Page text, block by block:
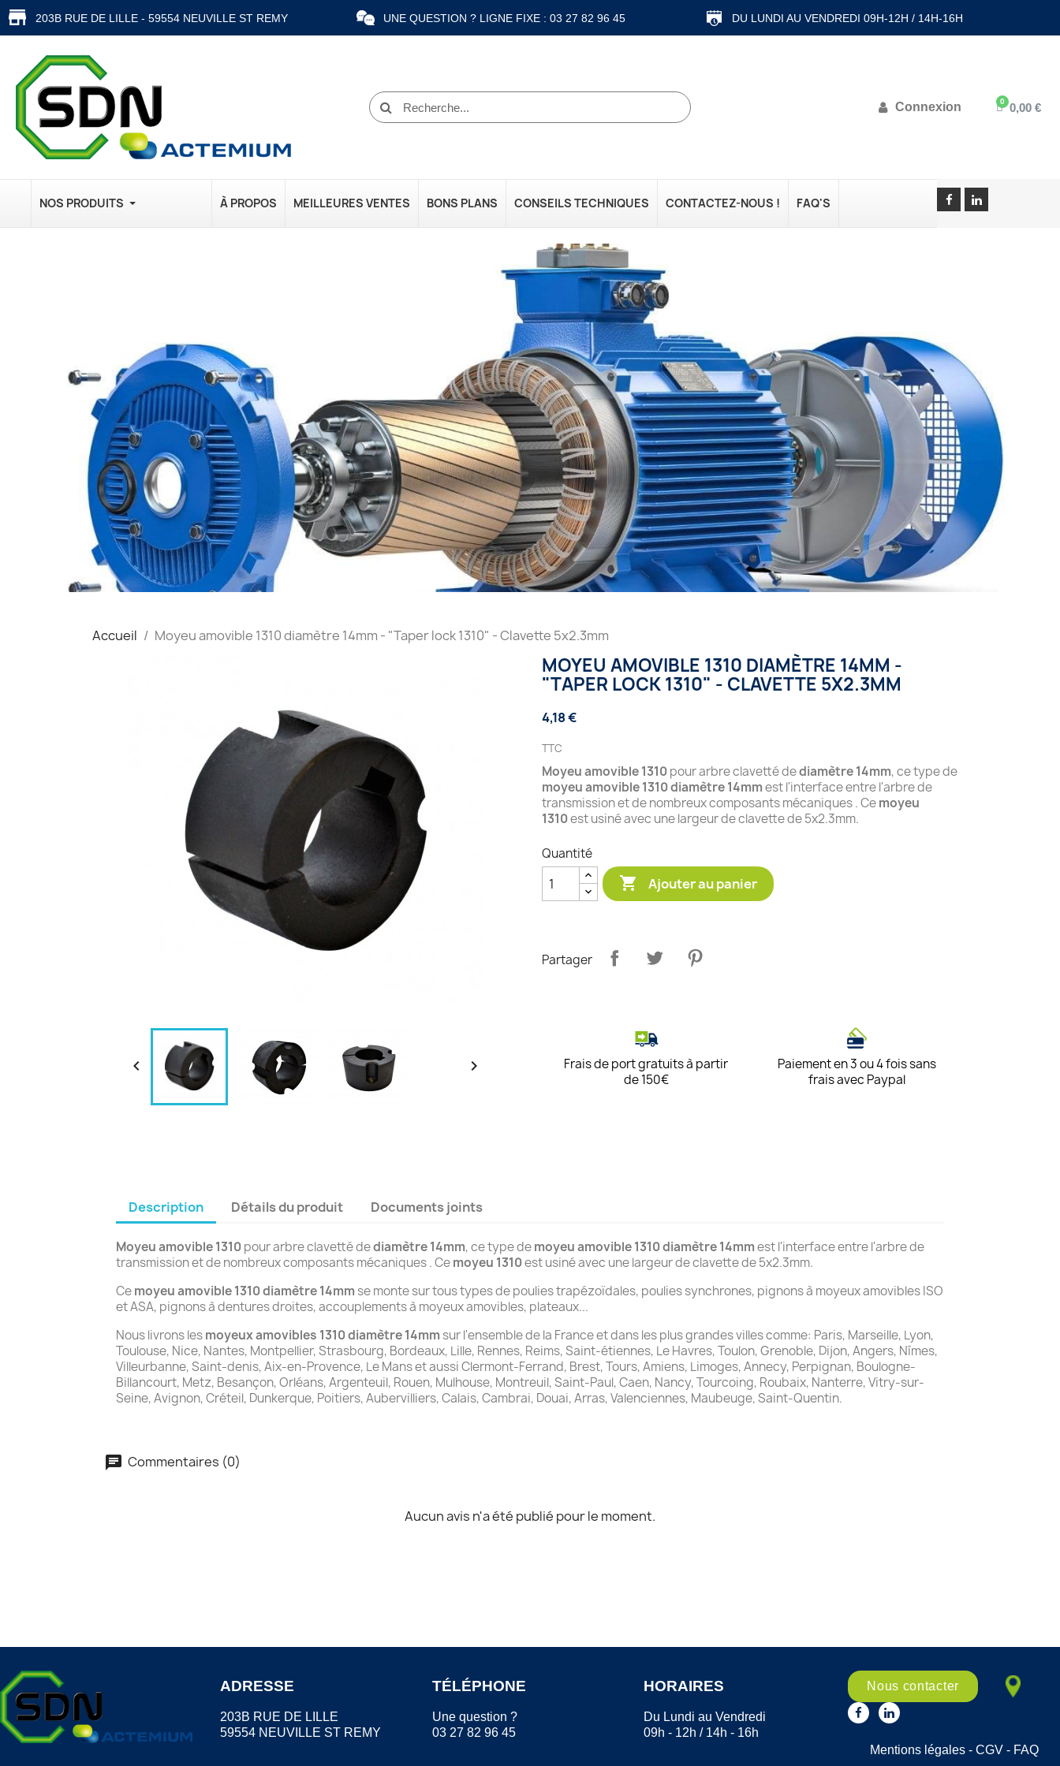
203B RUE DE LILLE - 59554 NEUVILLE ST REMY UNE QUESTION ? LIGNE FIXE : 03 27 82 96 45 DU LUNDI AU VENDREDI 09H-12H / 14H-16H
Connexion 0,00 €
NOS PRODUITS À PROPOS MEILLEURES VENTES BONS PLANS CONSEILS TECHNIQUES CONTACTEZ-NOUS ! FAQ'S
Accueil Moyeu amovible 1310 diamètre 14mm - "Taper lock 1310" - Clavette 5x2.3mm
 
MOYEU AMOVIBLE 1310 DIAMÈTRE 14MM -
"TAPER LOCK 1310" - CLAVETTE 5X2.3MM
4,18 €
TTC
Moyeu amovible 1310pour arbre clavetté dediamètre 14mm, ce type de
moyeu amovible 1310diamètre 14mmest l'interface entre l'arbre de
transmission et de nombreux composants mécaniques . Cemoyeu
1310est usiné avec une largeur de clavette de 5x2.3mm.
Quantité
 Ajouter au panier
Partager
Frais de port gratuits à partir
de 150€
Paiement en 3 ou 4 fois sans
frais avec Paypal
Description Détails du produit Documents joints
Moyeu amovible 1310pour arbre clavetté dediamètre 14mm, ce type demoyeu amovible 1310 diamètre 14mmest l'interface entre l'arbre de
transmission et de nombreux composants mécaniques . Cemoyeu 1310est usiné avec une largeur de clavette de 5x2.3mm.
Cemoyeu amovible 1310 diamètre 14mm se monte sur tous types de poulies trapézoïdales, poulies synchrones, pignons à moyeux amovibles ISO
et ASA, pignons à dentures droites, accouplements à moyeux amovibles, plateaux...
Nous livrons lesmoyeux amovibles 1310 diamètre 14mm sur l'ensemble de la France et dans les plus grandes villes comme: Paris, Marseille, Lyon,
Toulouse, Nice, Nantes, Montpellier, Strasbourg, Bordeaux, Lille, Rennes, Reims, Saint-étiennes, Le Havres, Toulon, Grenoble, Dijon, Angers, Nîmes,
Villeurbanne, Saint-denis, Aix-en-Provence, Le Mans et aussi Clermont-Ferrand, Brest, Tours, Amiens, Limoges, Annecy, Perpignan, Boulogne-
Billancourt, Metz, Besançon, Orléans, Argenteuil, Rouen, Mulhouse, Montreuil, Saint-Paul, Caen, Nancy, Tourcoing, Roubaix, Nanterre, Vitry-sur-
Seine, Avignon, Créteil, Dunkerque, Poitiers, Aubervilliers, Calais, Cambrai, Douai, Arras, Valenciennes, Maubeuge, Saint-Quentin.
Commentaires (0)
Aucun avis n'a été publié pour le moment.
ADRESSE
203B RUE DE LILLE
59554 NEUVILLE ST REMY
TÉLÉPHONE
Une question ?
03 27 82 96 45
HORAIRES
Du Lundi au Vendredi
09h - 12h / 14h - 16h
Nous contacter
Mentions légales- CGV- FAQ